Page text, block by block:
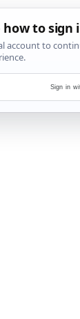
Sign in